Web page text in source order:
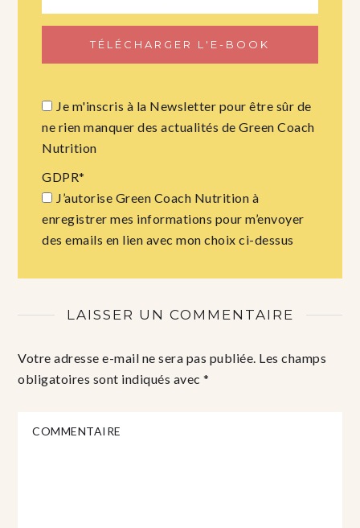
Je m'inscris à la Newsletter pour être sûr de
ne rien manquer des actualités de Green Coach
Nutrition
GDPR*
J’autorise Green Coach Nutrition à
enregistrer mes informations pour m’envoyer
des emails en lien avec mon choix ci-dessus
LAISSER UN COMMENTAIRE
Votre adresse e-mail ne sera pas publiée. Les champs
obligatoires sont indiqués avec*